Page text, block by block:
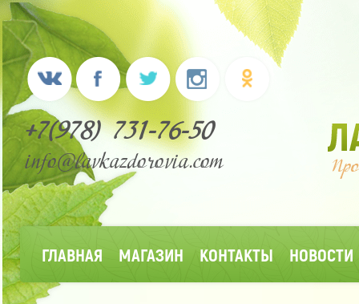
+7(978) 731-76-50
info@lavkazdorovia.com
ГЛАВНАЯ МАГАЗИН КОНТАКТЫ НОВОСТИ